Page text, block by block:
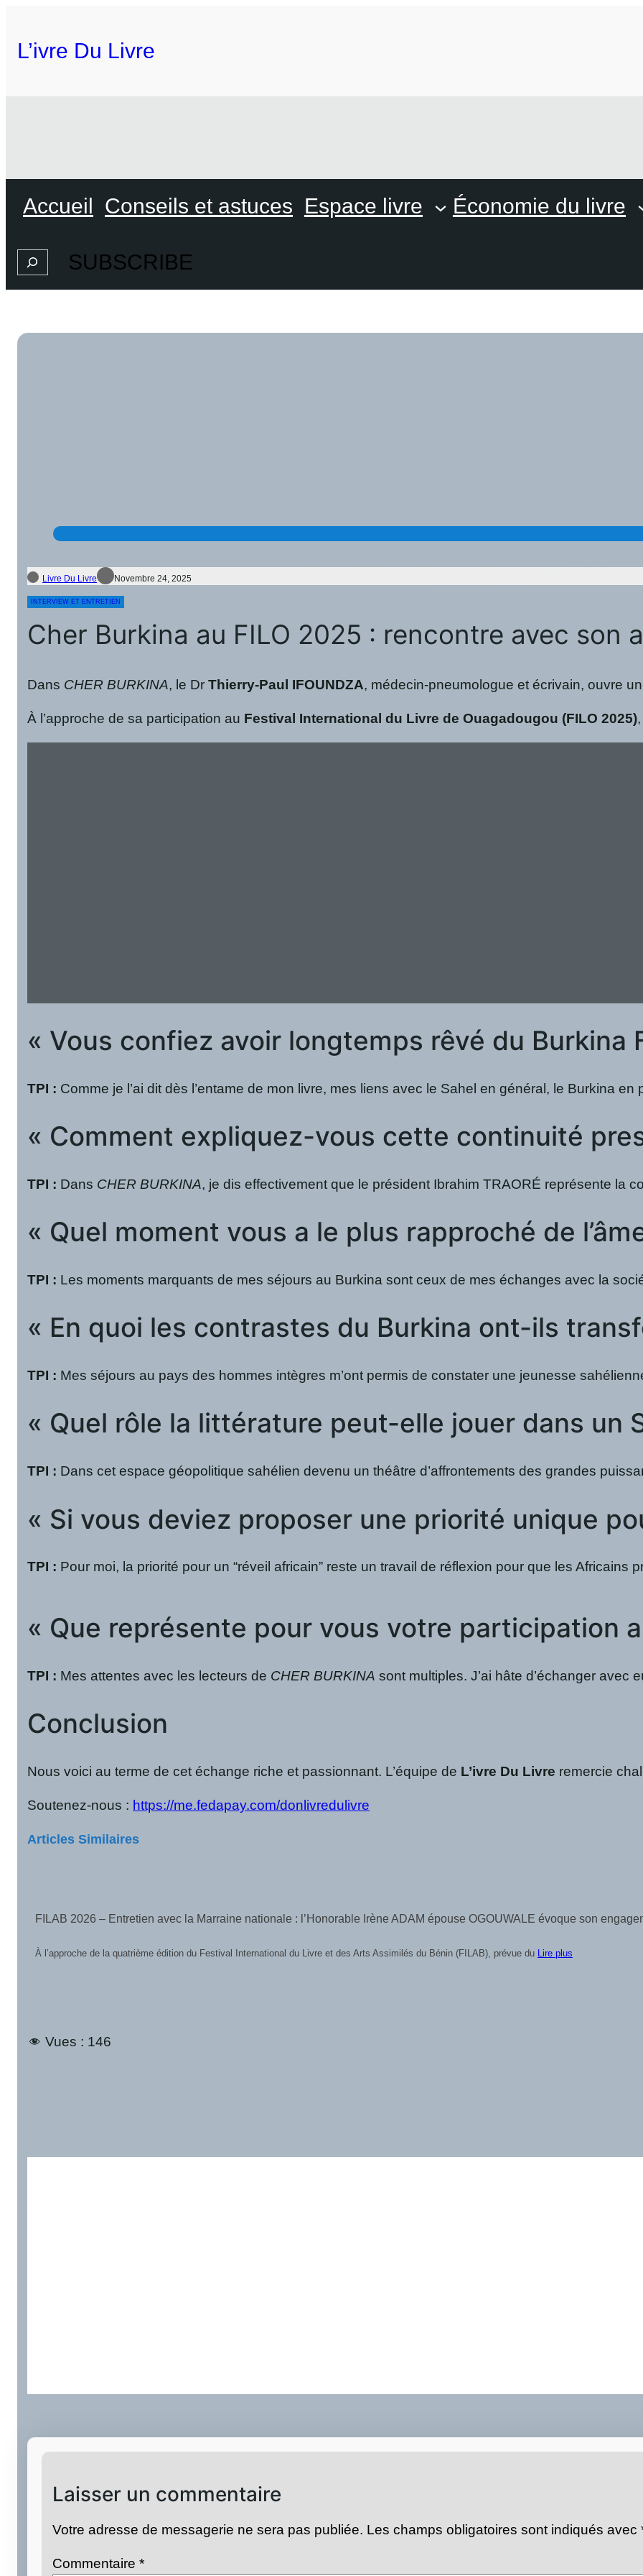
L’ivre Du Livre
Accueil Conseils et astuces Espace livre Économie du livre
SearchSUBSCRIBE
Livre Du Livre Novembre 24, 2025
INTERVIEW ET ENTRETIEN
Cher Burkina au FILO 2025 : rencontre avec son
Dans CHER BURKINA, le DrThierry-Paul IFOUNDZA, médecin-pneumologue et écrivain, ouvre
À l’approche de sa participation au Festival International du Livre de Ouagadougou (FILO 2025)
« Vous confiez avoir longtemps rêvé du
TPI : Comme je l’ai dit dès l’entame de mon livre, mes liens avec le Sahel en général, le Burkina
« Comment expliquez-vous cette continuité
TPI : Dans CHER BURKINA, je dis effectivement que le président Ibrahim TRAORÉ représente la
« Quel moment vous a le plus rapproché de
TPI : Les moments marquants de mes séjours au Burkina sont ceux de mes échanges avec la
« En quoi les contrastes du Burkina ont-ils
TPI : Mes séjours au pays des hommes intègres m’ont permis de constater une jeunesse
« Quel rôle la littérature peut-elle jouer dans
TPI : Dans cet espace géopolitique sahélien devenu un théâtre d’affrontements des grandes
« Si vous deviez proposer une priorité unique
TPI : Pour moi, la priorité pour un “réveil africain” reste un travail de réflexion pour que les
« Que représente pour vous votre participation
TPI : Mes attentes avec les lecteurs de CHER BURKINA sont multiples. J’ai hâte d’échanger
Conclusion
Nous voici au terme de cet échange riche et passionnant. L’équipe de L’ivre Du Livre remercie
Soutenez-nous : https://me.fedapay.com/donlivredulivre
Articles Similaires
FILAB 2026 – Entretien avec la Marraine nationale : l’Honorable Irène ADAM épouse OGOUWALE évoque son
À l’approche de la quatrième édition du Festival International du Livre et des Arts Assimilés du Bénin (FILAB), prévue du Lire plus
Vues : 146
Laisser un commentaire
Votre adresse de messagerie ne sera pas publiée. Les champs obligatoires sont indiqués avec
Commentaire*